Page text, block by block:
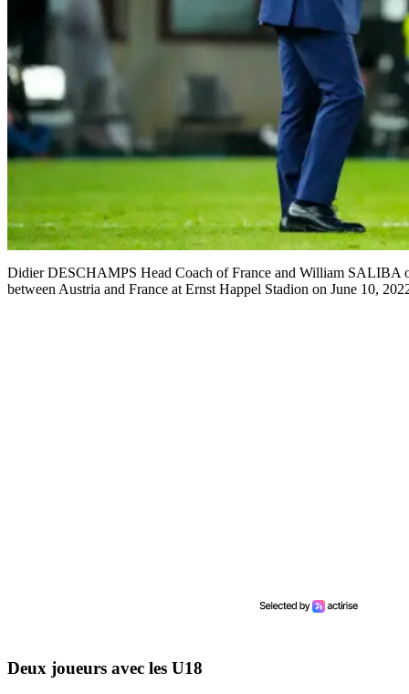
Didier DESCHAMPS Head Coach of France and William SALIBA
between Austria and France at Ernst Happel Stadion on June 10,
Deux joueurs avec les U18